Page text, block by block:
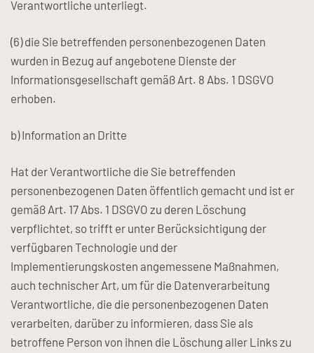
Verantwortliche unterliegt.
(6) die Sie betreffenden personenbezogenen Daten
wurden in Bezug auf angebotene Dienste der
Informationsgesellschaft gemäß Art. 8 Abs. 1 DSGVO
erhoben.
b) Information an Dritte
Hat der Verantwortliche die Sie betreffenden
personenbezogenen Daten öffentlich gemacht und ist er
gemäß Art. 17 Abs. 1 DSGVO zu deren Löschung
verpflichtet, so trifft er unter Berücksichtigung der
verfügbaren Technologie und der
Implementierungskosten angemessene Maßnahmen,
auch technischer Art, um für die Datenverarbeitung
Verantwortliche, die die personenbezogenen Daten
verarbeiten, darüber zu informieren, dass Sie als
betroffene Person von ihnen die Löschung aller Links zu